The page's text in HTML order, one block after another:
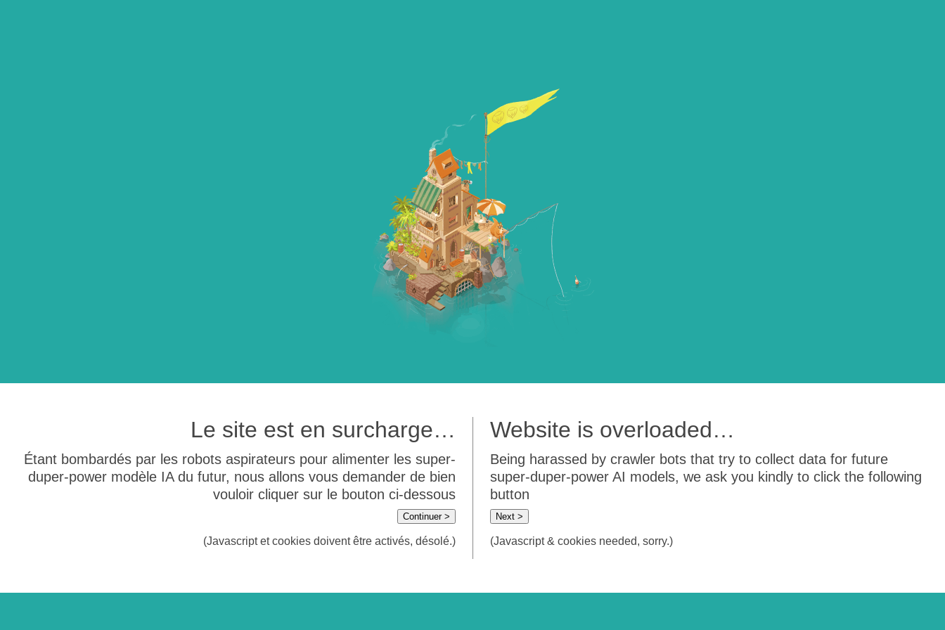
Le site est en surcharge…
Étant bombardés par les robots aspirateurs pour alimenter les super-
duper-power modèle IA du futur, nous allons vous demander de bien
vouloir cliquer sur le bouton ci-dessous
Continuer >
(Javascript et cookies doivent être activés, désolé.)
Website is overloaded…
Being harassed by crawler bots that try to collect data for future
super-duper-power AI models, we ask you kindly to click the following
button
Next >
(Javascript & cookies needed, sorry.)